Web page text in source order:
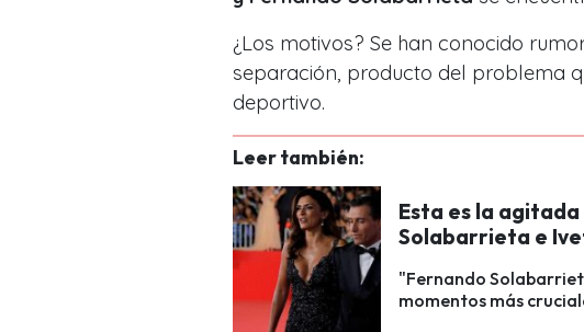
¿Los motivos? Se han conocido
separación, producto del problema
deportivo.
Leer también:
Esta es la
Solabarrieta e
"Fernando
momentos más